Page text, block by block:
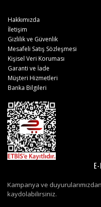
Hakkımızda
İletişim
Gizlilik ve Güvenlik
Mesafeli Satış Sözleşmesi
Kişisel Veri Koruması
Garanti ve İade
Müşteri Hizmetleri
Banka Bilgileri
Kampanya ve
kaydolabilirsiniz.